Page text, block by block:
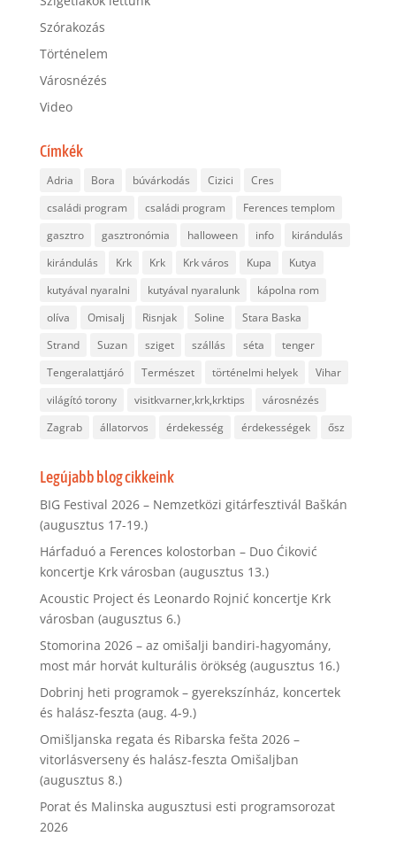
Szórakozás
Történelem
Városnézés
Video
Címkék
Adria Bora búvárkodás Cizici
Cres
családi program
családi program
Ferences templom
gasztro
gasztronómia halloween info
kirándulás
kirándulás
Krk Krk Krk város Kupa
Kutya
kutyával nyaralni
kutyával nyaralunk
kápolna rom
olíva
Omisalj Risnjak Soline
Stara Baska
Strand
Suzan sziget szállás séta
tenger
Tengeralattjáró
Természet történelmi helyek
Vihar
világító torony
visitkvarner,krk,krktips
városnézés
Zagrab
állatorvos érdekesség érdekességek ősz
Legújabb blog cikkeink
BIG Festival 2026 – Nemzetközi gitárfesztivál Baškán
(augusztus 17-19.)
Hárfaduó a Ferences kolostorban – Duo Ćiković
koncertje Krk városban (augusztus 13.)
Acoustic Project és Leonardo Rojnić koncertje Krk
városban (augusztus 6.)
Stomorina 2026 – az omišalji bandiri-hagyomány,
most már horvát kulturális örökség (augusztus 16.)
Dobrinj heti programok – gyerekszínház, koncertek
és halász-feszta (aug. 4-9.)
Omišljanska regata és Ribarska fešta 2026 –
vitorlásverseny és halász-feszta Omišaljban
(augusztus 8.)
Porat és Malinska augusztusi esti programsorozat
2026